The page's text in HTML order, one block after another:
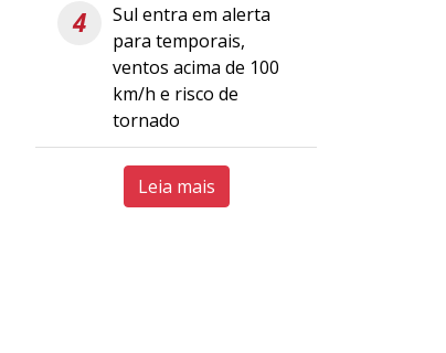
4
Sul entra em alerta
para temporais,
ventos acima de 100
km/h e risco de
tornado
Leia mais